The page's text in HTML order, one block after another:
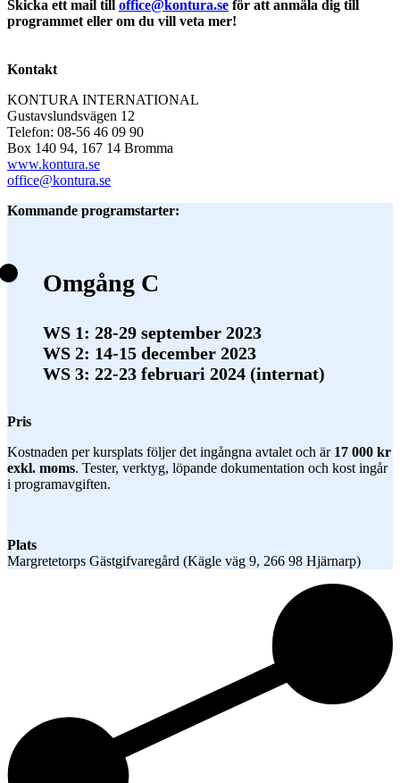
Skicka ett mail till office@kontura.se för att anmäla dig till
programmet eller om du vill veta mer!
Kontakt
KONTURA INTERNATIONAL
Gustavslundsvägen 12
Telefon: 08-56 46 09 90
Box 140 94, 167 14 Bromma
www.kontura.se
office@kontura.se
Kommande programstarter:
Omgång C
WS 1: 28-29 september 2023
WS 2: 14-15 december 2023
WS 3: 22-23 februari 2024 (internat)
Pris
Kostnaden per kursplats följer det ingångna avtalet och är 17 000 kr
exkl. moms. Tester, verktyg, löpande dokumentation och kost ingår
i programavgiften.
Plats
Margretetorps Gästgifvaregård (Kägle väg 9, 266 98 Hjärnarp)